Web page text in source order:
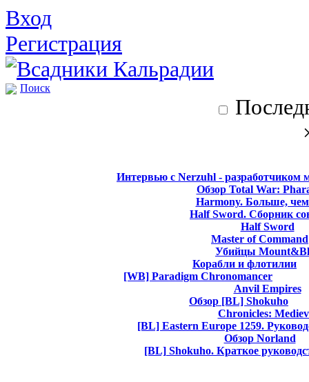
Вход
Регистрация
Поиск
Интервью с Nerzuhl - разработчиком
Обзор Total War:
Harmony. Больше,
Half Sword. Сборник
Half Sword
Master of Command
Убийцы
Корабли и флотилии
[WB] Paradigm Chronomancer
Anvil Empires
Обзор [BL] Shokuho
Chronicles:
[BL] Eastern Europe 1259.
Обзор Norland
[BL] Shokuho. Краткое